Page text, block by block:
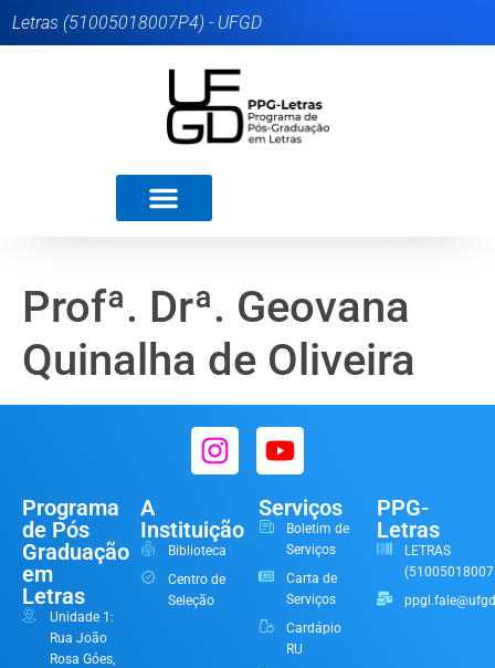
Letras (51005018007P4) - UFGD
Profª. Drª. Geovana
Quinalha de Oliveira
Programa
de Pós
Graduação
em
Letras
Unidade 1:
Rua João
Rosa Góes,
A
Instituição
Biblioteca
Centro de
Seleção
Serviços
Boletim de
Serviços
Carta de
Serviços
Cardápio
RU
PPG-
Letras
LETRAS